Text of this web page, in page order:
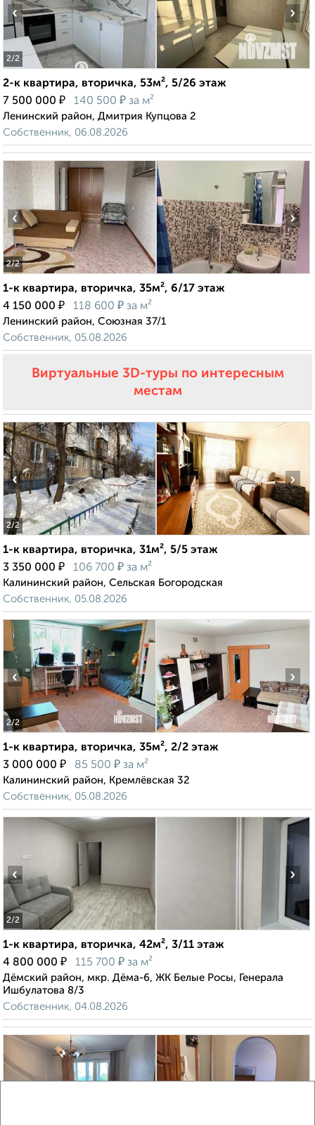
2/2
‹ ›
2-к квартира, вторичка, 53м², 5/26 этаж
7 500 000 ₽ 140 500 ₽ за м²
Ленинский район, Дмитрия Купцова 2
Собственник, 06.08.2026
2/2
‹ ›
1-к квартира, вторичка, 35м², 6/17 этаж
4 150 000 ₽ 118 600 ₽ за м²
Ленинский район, Союзная 37/1
Собственник, 05.08.2026
Виртуальные 3D-туры по интересным
местам
2/2
‹ ›
1-к квартира, вторичка, 31м², 5/5 этаж
3 350 000 ₽ 106 700 ₽ за м²
Калининский район, Сельская Богородская
Собственник, 05.08.2026
2/2
‹ ›
1-к квартира, вторичка, 35м², 2/2 этаж
3 000 000 ₽ 85 500 ₽ за м²
Калининский район, Кремлёвская 32
Собственник, 05.08.2026
2/2
‹ ›
1-к квартира, вторичка, 42м², 3/11 этаж
4 800 000 ₽ 115 700 ₽ за м²
Дёмский район, мкр. Дёма-6, ЖК Белые Росы, Генерала
Ишбулатова 8/3
Собственник, 04.08.2026